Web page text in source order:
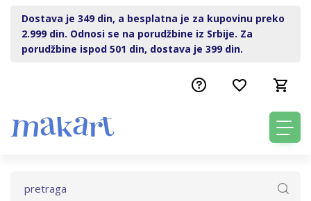
Dostava je 349 din, a besplatna je za kupovinu preko
2.999 din. Odnosi se na porudžbine iz Srbije. Za
porudžbine ispod 501 din, dostava je 399 din.